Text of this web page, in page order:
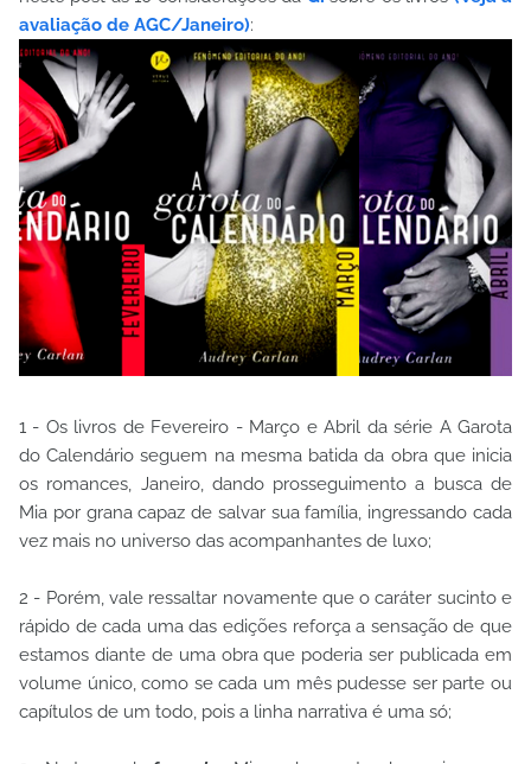
avaliação de AGC/Janeiro):
1 - Os livros de Fevereiro - Março e Abril da série A Garota
do Calendário seguem na mesma batida da obra que inicia
os romances, Janeiro, dando prosseguimento a busca de
Mia por grana capaz de salvar sua família, ingressando cada
vez mais no universo das acompanhantes de luxo;
2 - Porém, vale ressaltar novamente que o caráter sucinto e
rápido de cada uma das edições reforça a sensação de que
estamos diante de uma obra que poderia ser publicada em
volume único, como se cada um mês pudesse ser parte ou
capítulos de um todo, pois a linha narrativa é uma só;